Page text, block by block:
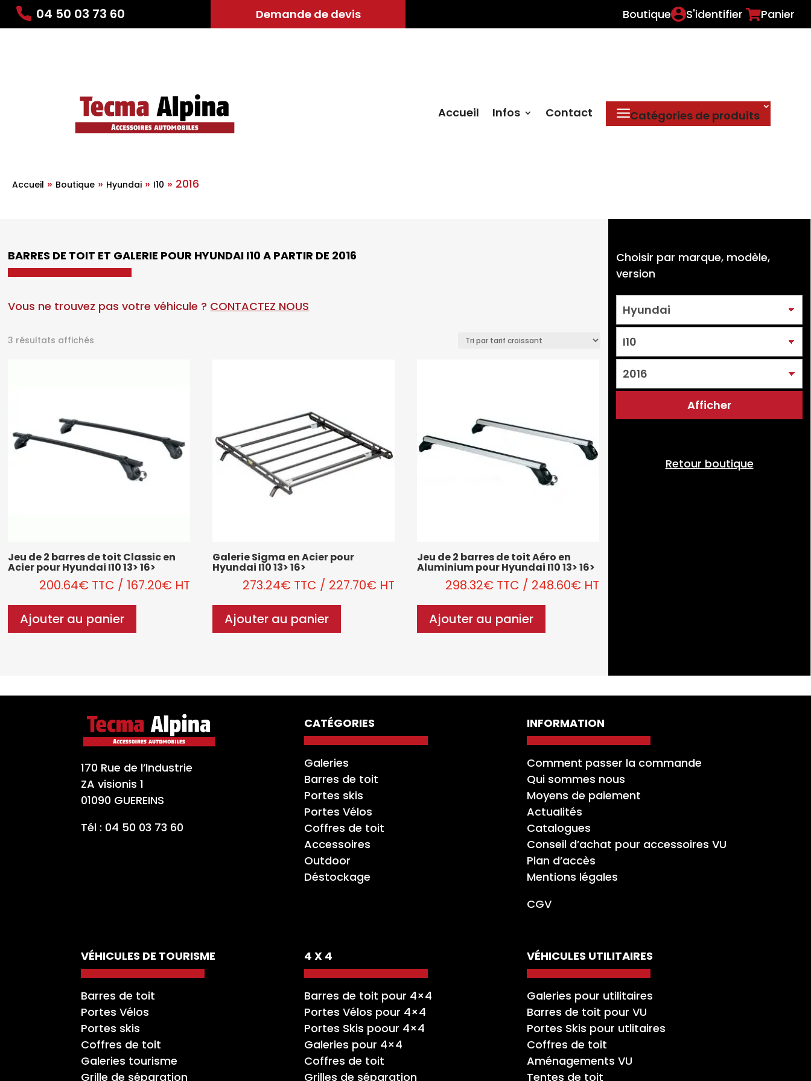
04 50 03 73 60 Demande de devis Boutique S'identifier Panier
Accueil Infos Contact Catégories de produits
Accueil » Boutique » Hyundai » I10 » 2016
BARRES DE TOIT ET GALERIE POUR HYUNDAI I10 A PARTIR DE 2016
Vous ne trouvez pas votre véhicule ? CONTACTEZ NOUS
3 résultats affichés
Jeu de 2 barres de toit Classic en
Acier pour Hyundai I10 13> 16>
200.64€ TTC / 167.20€ HT
Ajouter au panier
Galerie Sigma en Acier pour
Hyundai I10 13> 16>
273.24€ TTC / 227.70€ HT
Ajouter au panier
Jeu de 2 barres de toit Aéro en
Aluminium pour Hyundai I10 13> 16>
298.32€ TTC / 248.60€ HT
Ajouter au panier
Choisir par marque, modèle,
version
Retour boutique
170 Rue de l’Industrie
ZA visionis 1
01090 GUEREINS
Tél : 04 50 03 73 60
CATÉGORIES
Galeries
Barres de toit
Portes skis
Portes Vélos
Coffres de toit
Accessoires
Outdoor
Déstockage
INFORMATION
Comment passer la commande
Qui sommes nous
Moyens de paiement
Actualités
Catalogues
Conseil d’achat pour accessoires VU
Plan d’accès
Mentions légales
CGV
VÉHICULES DE TOURISME
Barres de toit
Portes Vélos
Portes skis
Coffres de toit
Galeries tourisme
Grille de séparation
4 X 4
Barres de toit pour 4×4
Portes Vélos pour 4×4
Portes Skis poour 4×4
Galeries pour 4×4
Coffres de toit
Grilles de séparation
VÉHICULES UTILITAIRES
Galeries pour utilitaires
Barres de toit pour VU
Portes Skis pour utlitaires
Coffres de toit
Aménagements VU
Tentes de toit